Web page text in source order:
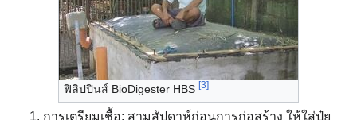
ฟิลิปปินส์ BioDigester HBS [3]
การเตรียมเชื้อ: สามสัปดาห์ก่อนการก่อสร้าง ให้ใส่ปุ๋ย